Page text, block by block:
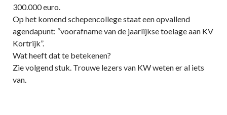
300.000 euro.
Op het komend schepencollege staat een opvallend
agendapunt: “voorafname van de jaarlijkse toelage aan KV
Kortrijk”.
Wat heeft dat te betekenen?
Zie volgend stuk. Trouwe lezers van KW weten er al iets
van.